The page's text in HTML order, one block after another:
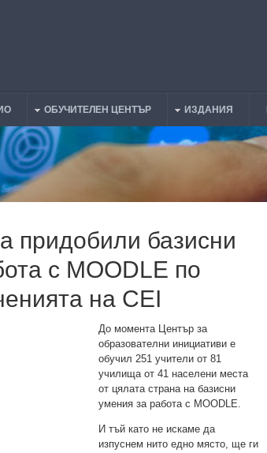
ОБУЧИТЕЛЕН ЦЕНТЪР ИЗДАНИЯ
придобили базисни
с MOODLE по
на CEI
До момента Център за
образователни инициативи е
обучил 251 учители от 81
училища от 41 населени места
от цялата страна на базисни
умения за работа с MOODLE.
И тъй като не искаме да
изпуснем нито едно място, ще ги